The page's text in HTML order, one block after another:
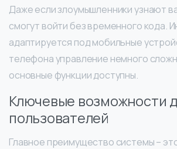
Даже если злоумышленники узнают
смогут войти без временного кода.
адаптируется под мобильные
телефона управление немного
основные функции доступны.
Ключевые возможности
пользователей
Главное преимущество системы –